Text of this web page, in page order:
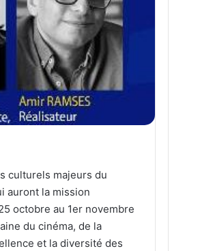
culturels majeurs du
auront la mission
octobre au 1er novembre
du cinéma, de la
et la diversité des